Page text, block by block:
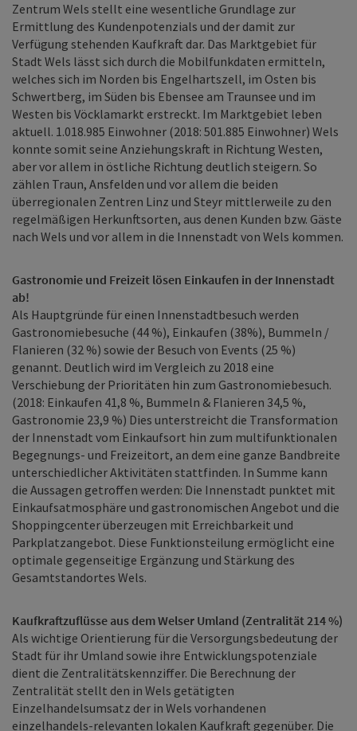
Zentrum Wels stellt eine wesentliche Grundlage zur
Ermittlung des Kundenpotenzials und der damit zur
Verfügung stehenden Kaufkraft dar. Das Marktgebiet für
Stadt Wels lässt sich durch die Mobilfunkdaten ermitteln,
welches sich im Norden bis Engelhartszell, im Osten bis
Schwertberg, im Süden bis Ebensee am Traunsee und im
Westen bis Vöcklamarkt erstreckt. Im Marktgebiet leben
aktuell. 1.018.985 Einwohner (2018: 501.885 Einwohner) Wels
konnte somit seine Anziehungskraft in Richtung Westen,
aber vor allem in östliche Richtung deutlich steigern. So
zählen Traun, Ansfelden und vor allem die beiden
überregionalen Zentren Linz und Steyr mittlerweile zu den
regelmäßigen Herkunftsorten, aus denen Kunden bzw. Gäste
nach Wels und vor allem in die Innenstadt von Wels kommen.
Gastronomie und Freizeit lösen Einkaufen in der Innenstadt
ab!
Als Hauptgründe für einen Innenstadtbesuch werden
Gastronomiebesuche (44 %), Einkaufen (38%), Bummeln /
Flanieren (32 %) sowie der Besuch von Events (25 %)
genannt. Deutlich wird im Vergleich zu 2018 eine
Verschiebung der Prioritäten hin zum Gastronomiebesuch.
(2018: Einkaufen 41,8 %, Bummeln & Flanieren 34,5 %,
Gastronomie 23,9 %) Dies unterstreicht die Transformation
der Innenstadt vom Einkaufsort hin zum multifunktionalen
Begegnungs- und Freizeitort, an dem eine ganze Bandbreite
unterschiedlicher Aktivitäten stattfinden. In Summe kann
die Aussagen getroffen werden: Die Innenstadt punktet mit
Einkaufsatmosphäre und gastronomischen Angebot und die
Shoppingcenter überzeugen mit Erreichbarkeit und
Parkplatzangebot. Diese Funktionsteilung ermöglicht eine
optimale gegenseitige Ergänzung und Stärkung des
Gesamtstandortes Wels.
Kaufkraftzuflüsse aus dem Welser Umland (Zentralität 214 %)
Als wichtige Orientierung für die Versorgungsbedeutung der
Stadt für ihr Umland sowie ihre Entwicklungspotenziale
dient die Zentralitätskennziffer. Die Berechnung der
Zentralität stellt den in Wels getätigten
Einzelhandelsumsatz der in Wels vorhandenen
einzelhandels-relevanten lokalen Kaufkraft gegenüber. Die